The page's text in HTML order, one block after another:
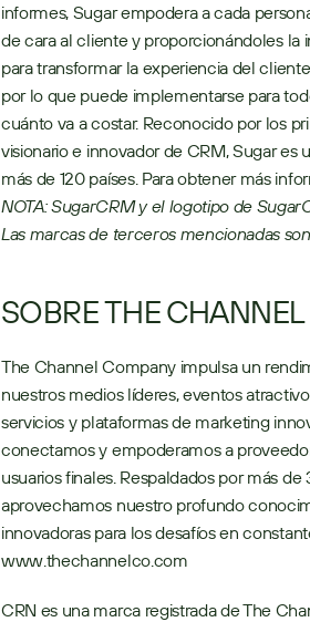
informes, Sugar empodera a cada
de cara al cliente y proporcionándoles
para transformar la experiencia del
por lo que puede implementarse para
cuánto va a costar. Reconocido por los
visionario e innovador de CRM, Sugar es
más de 120 países. Para obtener más
NOTA: SugarCRM y el logotipo de
Las marcas de terceros mencionadas
SOBRE THE
The Channel Company impulsa un
nuestros medios líderes, eventos
servicios y plataformas de marketing
conectamos y empoderamos a
usuarios finales. Respaldados por más
aprovechamos nuestro profundo
innovadoras para los desafíos en
www.thechannelco.com
CRN es una marca registrada de The